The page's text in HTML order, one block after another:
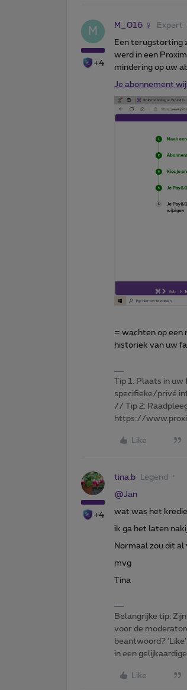
M
+4
M_016 Expert
Een terugstorting
werd in een
mindering op uw
Je abonnement
= wachten op een
historiek van uw
Tip 1: Plaats in
specifieke/privé
// Tip 2:
https://
Like
+4
tina.b Legend
@Jan
wat was het
ik ga het laten
Normaal zou dit
mvg
Tina
Belangrijke tip:
voor de
beantwoord?
in een
Like